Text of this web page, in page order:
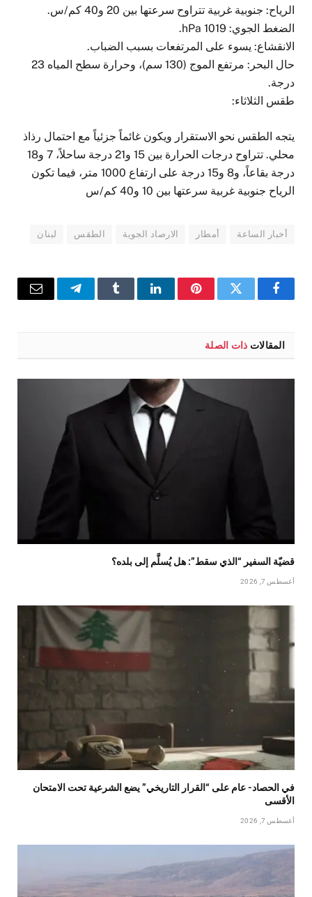
الرياح: جنوبية غربية تتراوح سرعتها بين 20 و40 كم/س.
الضغط الجوي: 1019 hPa.
الانقشاع: يسوء على المرتفعات بسبب الضباب.
حال البحر: مرتفع الموج (130 سم)، وحرارة سطح المياه 23
درجة.
طقس الثلاثاء:
يتجه الطقس نحو الاستقرار ويكون غائماً جزئياً مع احتمال رذاذ
محلي. تتراوح درجات الحرارة بين 15 و21 درجة ساحلاً، 7 و18
درجة بقاعاً، و8 و15 درجة على ارتفاع 1000 متر، فيما تكون
الرياح جنوبية غربية سرعتها بين 10 و40 كم/س
أخبار الساعة أمطار الارصاد الجوية الطقس لبنان
فيسبوكتويتر بينتيريستلينكدإن Tumblr تيلقرام البريد
المقالات ذات الصلة
قضيّة السفير “الذي سقط”: هل يُسلَّم إلى بلده؟
أغسطس 7, 2026
في الحصاد- عام على “القرار التاريخي” يضع الشرعية تحت الامتحان
الأقسى
أغسطس 7, 2026